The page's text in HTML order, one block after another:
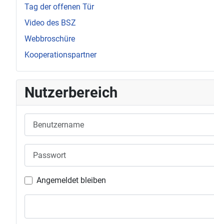
Tag der offenen Tür
Video des BSZ
Webbroschüre
Kooperationspartner
Nutzerbereich
Angemeldet bleiben